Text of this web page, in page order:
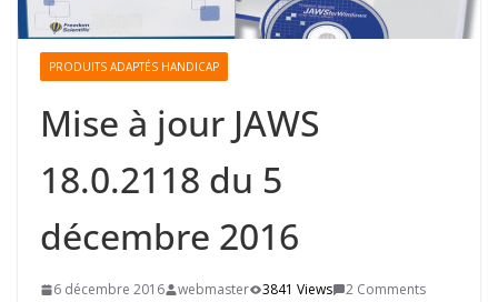
PRODUITS ADAPTÉS HANDICAP
Mise à jour JAWS
18.0.2118 du 5
décembre 2016
6 décembre 2016 webmaster 3841 Views
2 Comments